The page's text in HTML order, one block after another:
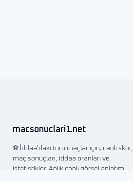
macsonuclari1.net
⚽ İddaa'daki tüm maçlar için; canlı skor,
maç sonuçları, iddaa oranları ve
istatistikler. Anlık canlı görsel anlatım.